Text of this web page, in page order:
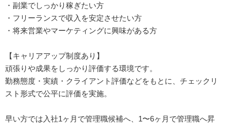
・副業でしっかり稼ぎたい方
・フリーランスで収入を安定させたい方
・将来営業やマーケティングに興味がある方
【キャリアアップ制度あり】
頑張りや成果をしっかり評価する環境です。
勤務態度・実績・クライアント評価などをもとに、チェックリ
スト形式で公平に評価を実施。
早い方では入社1ヶ月で管理職候補へ、1〜6ヶ月で管理職へ昇